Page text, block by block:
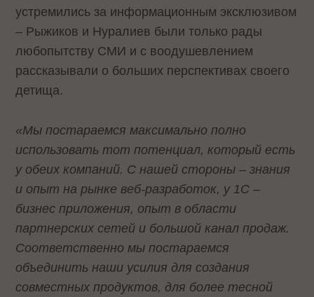
устремились за информационным эксклюзивом
– Рыжиков и Нуралиев были только рады
любопытству СМИ и с воодушевлением
рассказывали о больших перспективах своего
детища.
«Мы постараемся максимально полно
использовать тот потенциал, который есть
у обеих компаний. С нашей стороны – знания
и опыт на рынке веб-разработок, у 1С –
бизнес приложения, опыт в области
партнерских сетей и большой канал продаж.
Соответственно мы постараемся
объединить наши усилия для создания
совместных продуктов, для более тесной